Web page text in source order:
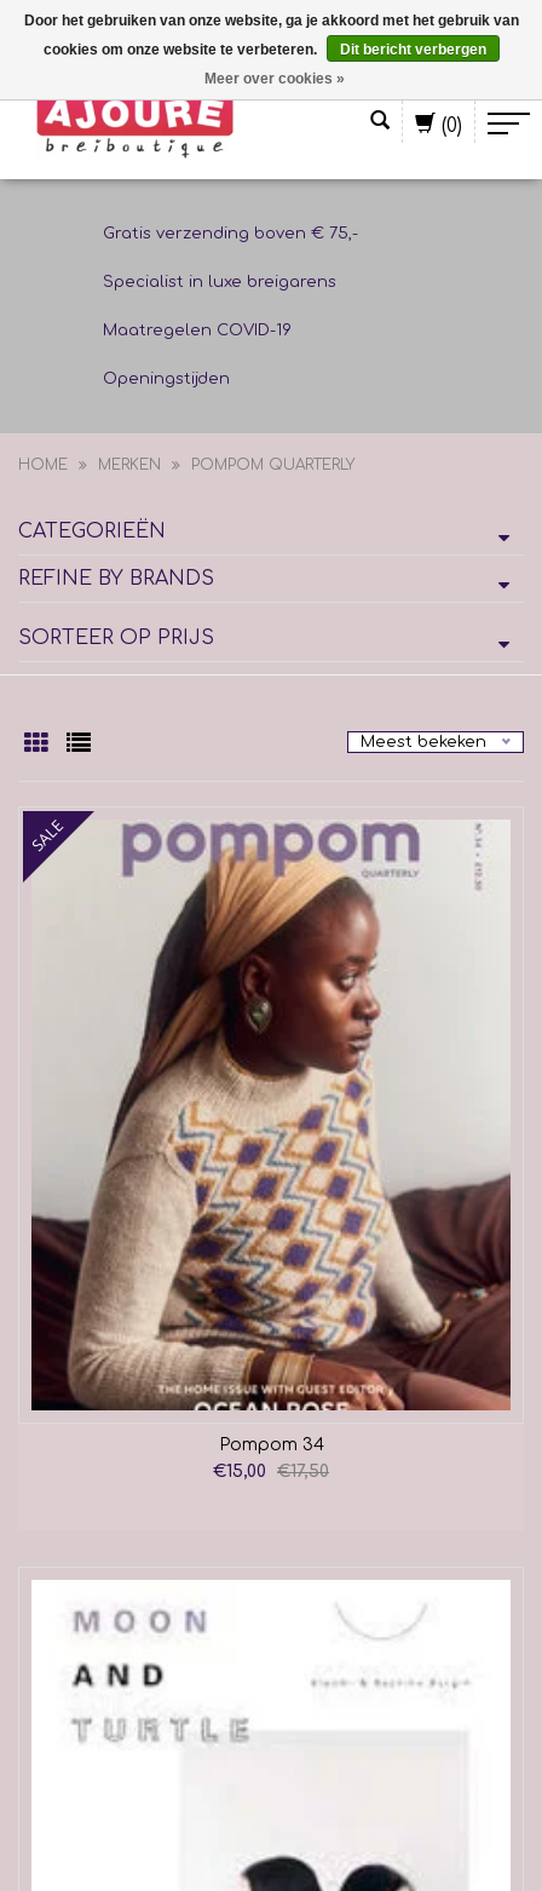
(0)
Gratis verzending boven € 75,-
Specialist in luxe breigarens
Maatregelen COVID-19
Openingstijden
HOME MERKEN POMPOM QUARTERLY
CATEGORIEËN
REFINE BY BRANDS
SORTEER OP PRIJS
Meest bekeken
SALE
Pompom 34
€15,00
€17,50
Door het gebruiken van onze website, ga je akkoord met het gebruik van
cookies om onze website te verbeteren.
Dit bericht verbergen
Meer over cookies »